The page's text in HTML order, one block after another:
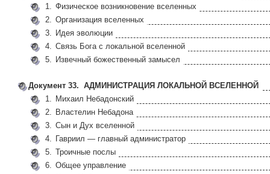
1. Физическое возникновение вселенных
2. Организация вселенных
3. Идея эволюции
4. Связь Бога с локальной вселенной
5. Извечный божественный замысел
Документ 33. АДМИНИСТРАЦИЯ ЛОКАЛЬНОЙ ВСЕЛЕННОЙ
1. Михаил Небадонский
2. Властелин Небадона
3. Сын и Дух вселенной
4. Гавриил — главный администратор
5. Троичные послы
6. Общее управление